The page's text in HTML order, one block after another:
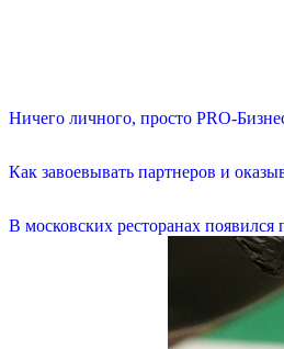
Ничего личного, просто PRO-
Как завоевывать партнеров и
В московских ресторанах